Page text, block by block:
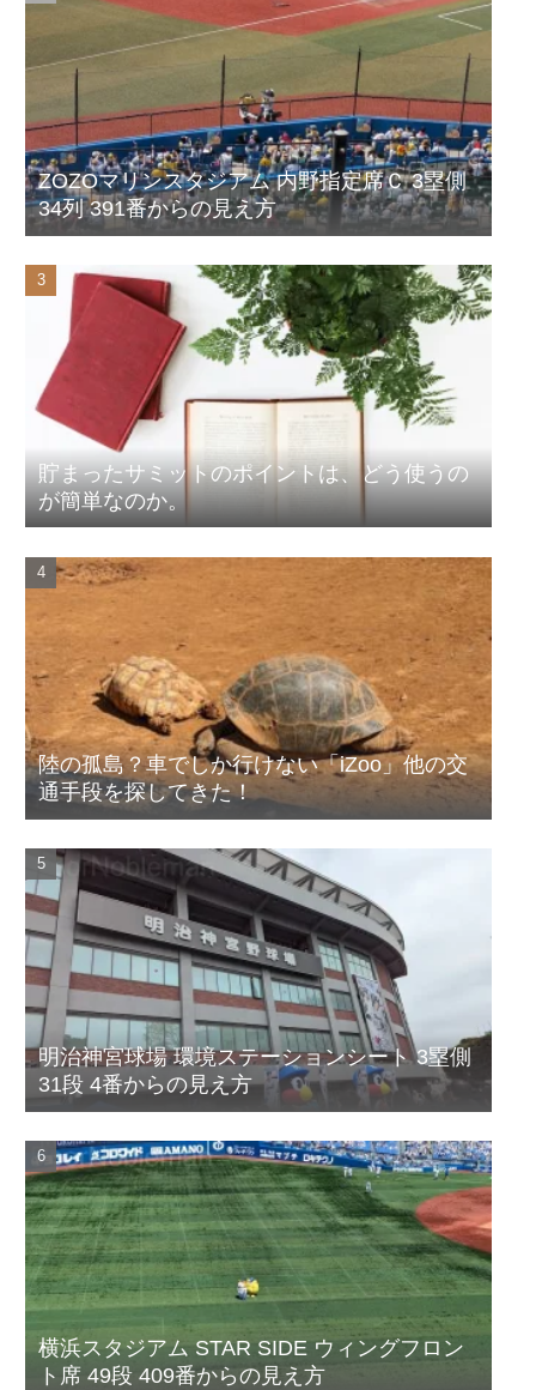
ZOZOマリンスタジアム 内野指定席Ｃ 3塁側
34列 391番からの見え方
貯まったサミットのポイントは、どう使うの
が簡単なのか。
陸の孤島？車でしか行けない「iZoo」他の交
通手段を探してきた！
明治神宮球場 環境ステーションシート 3塁側
31段 4番からの見え方
横浜スタジアム STAR SIDE ウィングフロン
ト席 49段 409番からの見え方